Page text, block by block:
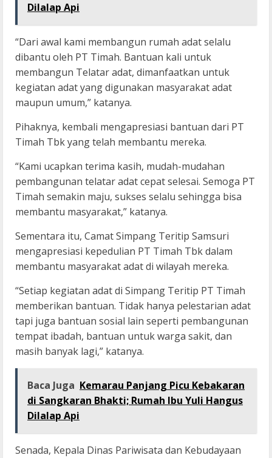
Dilalap Api
“Dari awal kami membangun rumah adat selalu
dibantu oleh PT Timah. Bantuan kali untuk
membangun Telatar adat, dimanfaatkan untuk
kegiatan adat yang digunakan masyarakat adat
maupun umum,” katanya.
Pihaknya, kembali mengapresiasi bantuan dari PT
Timah Tbk yang telah membantu mereka.
“Kami ucapkan terima kasih, mudah-mudahan
pembangunan telatar adat cepat selesai. Semoga PT
Timah semakin maju, sukses selalu sehingga bisa
membantu masyarakat,” katanya.
Sementara itu, Camat Simpang Teritip Samsuri
mengapresiasi kepedulian PT Timah Tbk dalam
membantu masyarakat adat di wilayah mereka.
“Setiap kegiatan adat di Simpang Teritip PT Timah
memberikan bantuan. Tidak hanya pelestarian adat
tapi juga bantuan sosial lain seperti pembangunan
tempat ibadah, bantuan untuk warga sakit, dan
masih banyak lagi,” katanya.
Baca Juga Kemarau Panjang Picu Kebakaran
di Sangkaran Bhakti; Rumah Ibu Yuli Hangus
Dilalap Api
Senada, Kepala Dinas Pariwisata dan Kebudayaan